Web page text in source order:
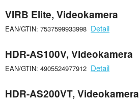
VIRB Elite, Videokamera
EAN/GTIN: 7537599933998 Detail
HDR-AS100V, Videokamera
EAN/GTIN: 4905524977912 Detail
HDR-AS200VT, Videokamera